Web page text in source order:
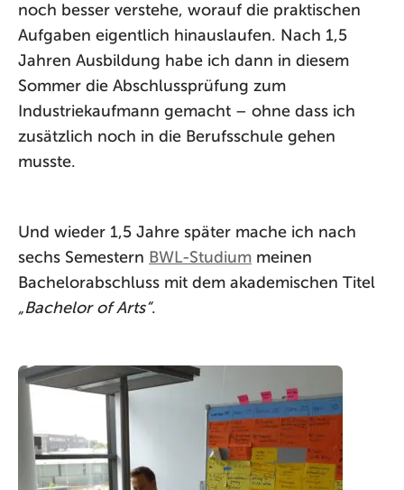
noch besser verstehe, worauf die praktischen
Aufgaben eigentlich hinauslaufen. Nach 1,5
Jahren Ausbildung habe ich dann in diesem
Sommer die Abschlussprüfung zum
Industriekaufmann gemacht – ohne dass ich
zusätzlich noch in die Berufsschule gehen
musste.
Und wieder 1,5 Jahre später mache ich nach
sechs Semestern BWL-Studium meinen
Bachelorabschluss mit dem akademischen Titel
„Bachelor of Arts“.